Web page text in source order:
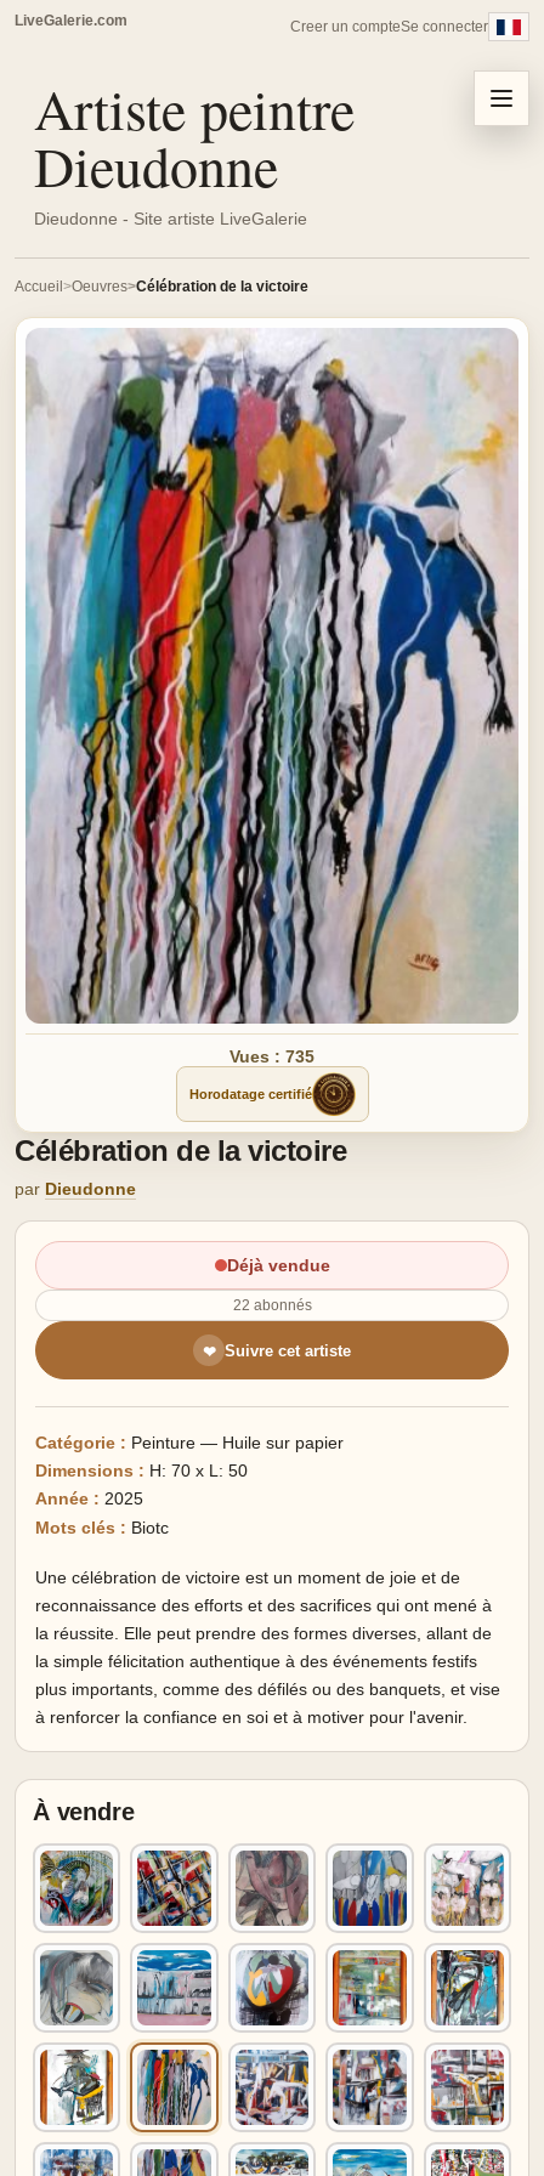
LiveGalerie.com Creer un compteSe connecter
Artiste peintre
Dieudonne
Dieudonne - Site artiste LiveGalerie
Menu
Accueil Oeuvres Célébration de la victoire
Vues : 735
Horodatage certifié
Célébration de la victoire
par Dieudonne
Déjà vendue
22 abonnés
❤ Suivre cet artiste
Catégorie : Peinture — Huile sur papier
Dimensions : H: 70 x L: 50
Année : 2025
Mots clés : Biotc
Une célébration de victoire est un moment de joie et de
reconnaissance des efforts et des sacrifices qui ont mené à
la réussite. Elle peut prendre des formes diverses, allant de
la simple félicitation authentique à des événements festifs
plus importants, comme des défilés ou des banquets, et vise
à renforcer la confiance en soi et à motiver pour l'avenir.
À vendre